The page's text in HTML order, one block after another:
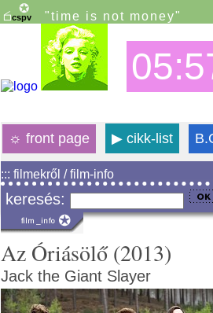
"time is not money"
☼ front page ▶cikk-list
::: filmekről / film-info
keresés:
Az Óriásölő (2013)
Jack the Giant Slayer